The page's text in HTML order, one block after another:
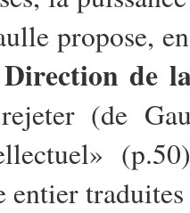
propose,
Direction de
(de
entier